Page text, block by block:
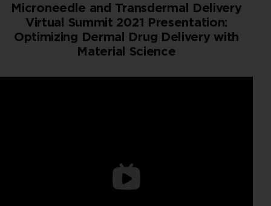
Microneedle and Transdermal Delivery
Virtual Summit 2021 Presentation:
Optimizing Dermal Drug Delivery with
Material Science